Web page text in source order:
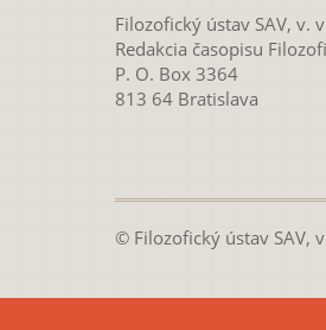
Filozofický ústav SAV, v.
Redakcia časopisu
P. O. Box 3364
813 64 Bratislava
© Filozofický ústav SAV,